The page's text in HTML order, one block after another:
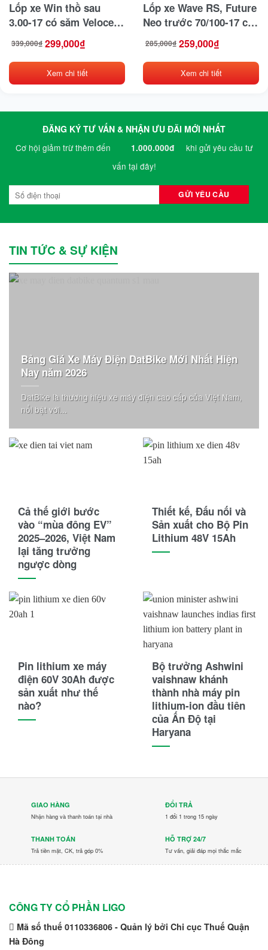
Lốp xe Win thồ sau
3.00-17 có săm Veloce –
Đài Loan
339,000₫
Giá
gốc
339,000₫.
299,000₫
Giá
hiện
là:
299,000₫.
Xem chi tiết
Lốp xe Wave RS, Future
Neo trước 70/100-17 có
săm Veloce – Đài Loan
285,000₫
Giá
gốc
285,000₫.
259,000₫
Giá
hiện
là:
259,000₫.
Xem chi tiết
ĐĂNG KÝ TƯ VẤN & NHẬN ƯU ĐÃI MỚI NHẤT
Cơ hội giảm trừ thêm đến
1.000.000đ
khi gửi yêu cầu tư
vấn tại đây!
TIN TỨC & SỰ KIỆN
Bảng Giá Xe Máy Điện DatBike Mới Nhất Hiện
Nay năm 2026
DatBike là thương hiệu xe máy điện cao cấp của Việt Nam,
nổi bật với...
Cả thế giới bước
vào “mùa đông EV”
2025–2026, Việt Nam
lại tăng trưởng
ngược dòng
Thiết kế, Đấu nối và
Sản xuất cho Bộ Pin
Lithium 48V 15Ah
Pin lithium xe máy
điện 60V 30Ah được
sản xuất như thế
nào?
Bộ trưởng Ashwini
vaishnaw khánh
thành nhà máy pin
lithium-ion đầu tiên
của Ấn Độ tại
Haryana
GIAO HÀNG
Nhận hàng và thanh toán tại nhà
ĐỔI TRẢ
1 đổi 1 trong 15 ngày
THANH TOÁN
Trả tiền mặt, CK, trả góp 0%
HỖ TRỢ 24/7
Tư vấn, giải đáp mọi thắc mắc
CÔNG TY CỔ PHẦN LIGO
Mã số thuế 0110336806 - Quản lý bởi Chi cục Thuế Quận
Hà Đông